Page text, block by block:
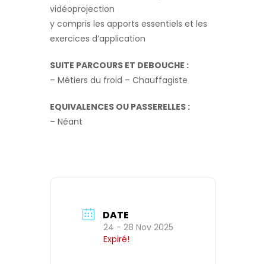
vidéoprojection
y compris les apports essentiels et les
exercices d’application
SUITE PARCOURS ET DEBOUCHE :
– Métiers du froid – Chauffagiste
EQUIVALENCES OU PASSERELLES :
– Néant
DATE
24 - 28 Nov 2025
Expiré!